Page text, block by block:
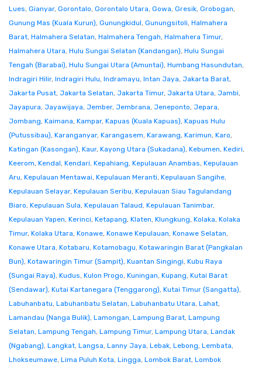
Lues, Gianyar, Gorontalo, Gorontalo Utara, Gowa, Gresik, Grobogan,
Gunung Mas (Kuala Kurun), Gunungkidul, Gunungsitoli, Halmahera
Barat, Halmahera Selatan, Halmahera Tengah, Halmahera Timur,
Halmahera Utara, Hulu Sungai Selatan (Kandangan), Hulu Sungai
Tengah (Barabai), Hulu Sungai Utara (Amuntai), Humbang Hasundutan,
Indragiri Hilir, Indragiri Hulu, Indramayu, Intan Jaya, Jakarta Barat,
Jakarta Pusat, Jakarta Selatan, Jakarta Timur, Jakarta Utara, Jambi,
Jayapura, Jayawijaya, Jember, Jembrana, Jeneponto, Jepara,
Jombang, Kaimana, Kampar, Kapuas (Kuala Kapuas), Kapuas Hulu
(Putussibau), Karanganyar, Karangasem, Karawang, Karimun, Karo,
Katingan (Kasongan), Kaur, Kayong Utara (Sukadana), Kebumen, Kediri,
Keerom, Kendal, Kendari, Kepahiang, Kepulauan Anambas, Kepulauan
Aru, Kepulauan Mentawai, Kepulauan Meranti, Kepulauan Sangihe,
Kepulauan Selayar, Kepulauan Seribu, Kepulauan Siau Tagulandang
Biaro, Kepulauan Sula, Kepulauan Talaud, Kepulauan Tanimbar,
Kepulauan Yapen, Kerinci, Ketapang, Klaten, Klungkung, Kolaka, Kolaka
Timur, Kolaka Utara, Konawe, Konawe Kepulauan, Konawe Selatan,
Konawe Utara, Kotabaru, Kotamobagu, Kotawaringin Barat (Pangkalan
Bun), Kotawaringin Timur (Sampit), Kuantan Singingi, Kubu Raya
(Sungai Raya), Kudus, Kulon Progo, Kuningan, Kupang, Kutai Barat
(Sendawar), Kutai Kartanegara (Tenggarong), Kutai Timur (Sangatta),
Labuhanbatu, Labuhanbatu Selatan, Labuhanbatu Utara, Lahat,
Lamandau (Nanga Bulik), Lamongan, Lampung Barat, Lampung
Selatan, Lampung Tengah, Lampung Timur, Lampung Utara, Landak
(Ngabang), Langkat, Langsa, Lanny Jaya, Lebak, Lebong, Lembata,
Lhokseumawe, Lima Puluh Kota, Lingga, Lombok Barat, Lombok